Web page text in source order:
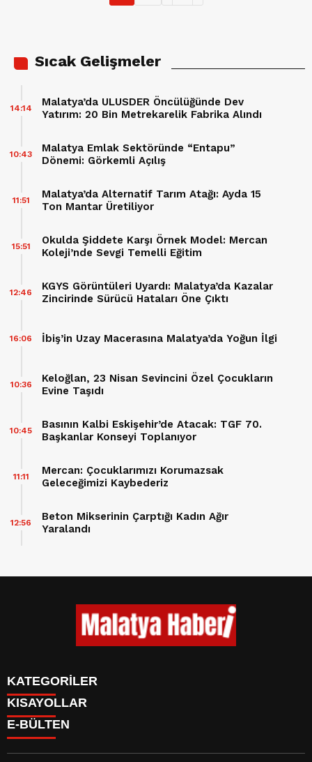
Sıcak Gelişmeler
Malatya’da ULUSDER Öncülüğünde Dev
Yatırım: 20 Bin Metrekarelik Fabrika Alındı
14:14
Malatya Emlak Sektöründe “Entapu”
Dönemi: Görkemli Açılış
10:43
Malatya’da Alternatif Tarım Atağı: Ayda 15
Ton Mantar Üretiliyor
11:51
Okulda Şiddete Karşı Örnek Model: Mercan
Koleji’nde Sevgi Temelli Eğitim
15:51
KGYS Görüntüleri Uyardı: Malatya’da Kazalar
Zincirinde Sürücü Hataları Öne Çıktı
12:46
İbiş’in Uzay Macerasına Malatya’da Yoğun İlgi
16:06
Keloğlan, 23 Nisan Sevincini Özel Çocukların
Evine Taşıdı
10:36
Basının Kalbi Eskişehir’de Atacak: TGF 70.
Başkanlar Konseyi Toplanıyor
10:45
Mercan: Çocuklarımızı Korumazsak
Geleceğimizi Kaybederiz
11:11
Beton Mikserinin Çarptığı Kadın Ağır
Yaralandı
12:56
KATEGORİLER
GÜNDEM
ASAYİŞ
EKONOMİ
KISAYOLLAR
CANLI BORSA
E-BÜLTEN